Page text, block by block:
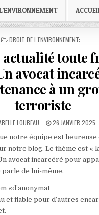
POSTED
DROIT DE L'ENVIRONNEMENT:
toute
avocat
à un
terroriste
LOUBEAU
PUBLISHED
26 JANVIER 2025
notre équipe est heureuse
notre blog. Le thème est «
avocat incarcéré pour
de lui-même.
«d’anonymat
et fiable pour d’autres